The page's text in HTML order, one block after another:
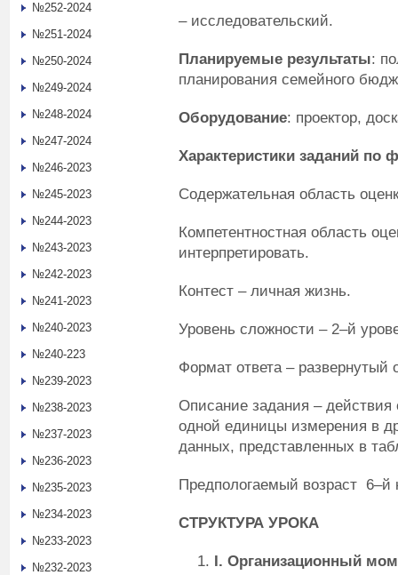
– исследовательский.
Планируемые результаты:
планирования семейного
Оборудование: проектор,
Характеристики заданий по
Содержательная область
Компетентностная область
интерпретировать.
Контест – личная жизнь.
Уровень сложности – 2–й
Формат ответа – развернутый
Описание задания –
одной единицы измерения в
данных, представленных в
Предпологаемый возраст 6–й
СТРУКТУРА УРОКА
I. Организационный
№252-2024
№251-2024
№250-2024
№249-2024
№248-2024
№247-2024
№246-2023
№245-2023
№244-2023
№243-2023
№242-2023
№241-2023
№240-2023
№240-223
№239-2023
№238-2023
№237-2023
№236-2023
№235-2023
№234-2023
№233-2023
№232-2023